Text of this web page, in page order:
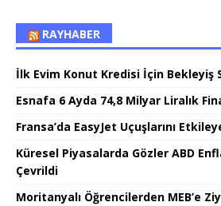
RAYHABER
İlk Evim Konut Kredisi İçin Bekleyiş
Esnafa 6 Ayda 74,8 Milyar Liralık
Fransa’da EasyJet Uçuşlarını
Küresel Piyasalarda Gözler ABD
Çevrildi
Moritanyalı Öğrencilerden MEB’e